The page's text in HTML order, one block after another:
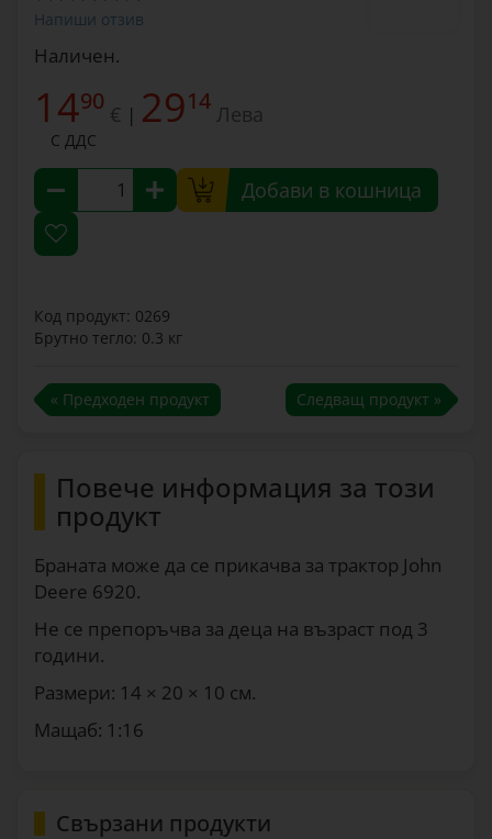
Напиши отзив
Наличен.
1490 € | 2914 Лева
С ДДС
Добави в кошница
Код продукт: 0269
Брутно тегло: 0.3 кг
« Предходен продукт Следващ продукт »
Повече информация за този
продукт
Браната може да се прикачва за трактор John
Deere 6920.
Не се препоръчва за деца на възраст под 3
години.
Размери: 14 × 20 × 10 см.
Мащаб: 1:16
Свързани продукти